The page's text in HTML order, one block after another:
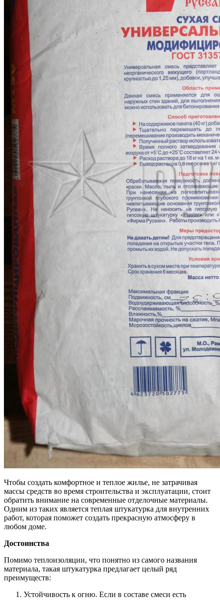
Чтобы создать комфортное и теплое жилье, не затрачивая
массы средств во время строительства и эксплуатации, стоит
обратить внимание на современные отделочные материалы.
Одним из таких является теплая штукатурка для внутренних
работ, которая поможет создать прекрасную атмосферу в
любом доме.
Достоинства
Помимо теплоизоляции, что понятно из самого названия
материала, такая штукатурка предлагает целый ряд
преимуществ:
Устойчивость к огню. Если в составе смеси есть